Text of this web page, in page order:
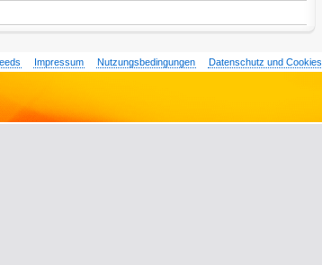
Impressum Nutzungsbedingungen Datenschutz und Cookies